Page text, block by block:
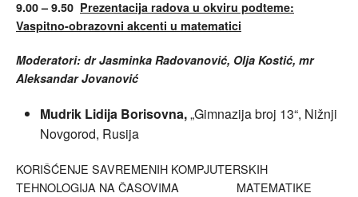
9.00 – 9.50 Prezentacija radova u okviru podteme:
Vaspitno-obrazovni akcenti u matematici
Moderatori: dr Jasminka Radovanović, Olja Kostić, mr
Aleksandar Jovanović
Mudrik Lidija Borisovna,„Gimnazija broj 13“, Nižnji
Novgorod, Rusija
KORIŠĆENJE SAVREMENIH KOMPJUTERSKIH
TEHNOLOGIJA NA ČASOVIMA MATEMATIKE